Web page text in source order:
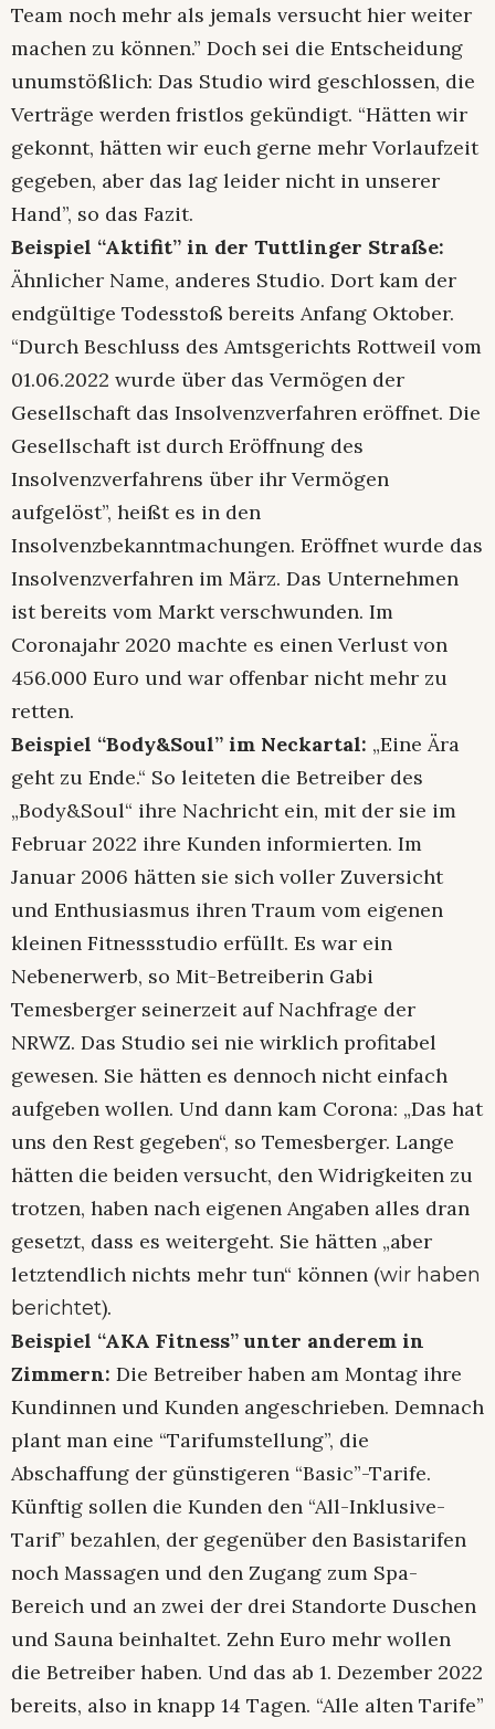
Team noch mehr als jemals versucht hier weiter
machen zu können.” Doch sei die Entscheidung
unumstößlich: Das Studio wird geschlossen, die
Verträge werden fristlos gekündigt. “Hätten wir
gekonnt, hätten wir euch gerne mehr Vorlaufzeit
gegeben, aber das lag leider nicht in unserer
Hand”, so das Fazit.
Beispiel “Aktifit” in der Tuttlinger Straße:
Ähnlicher Name, anderes Studio. Dort kam der
endgültige Todesstoß bereits Anfang Oktober.
“Durch Beschluss des Amtsgerichts Rottweil vom
01.06.2022 wurde über das Vermögen der
Gesellschaft das Insolvenzverfahren eröffnet. Die
Gesellschaft ist durch Eröffnung des
Insolvenzverfahrens über ihr Vermögen
aufgelöst”, heißt es in den
Insolvenzbekanntmachungen. Eröffnet wurde das
Insolvenzverfahren im März. Das Unternehmen
ist bereits vom Markt verschwunden. Im
Coronajahr 2020 machte es einen Verlust von
456.000 Euro und war offenbar nicht mehr zu
retten.
Beispiel “Body&Soul” im Neckartal: „Eine Ära
geht zu Ende.“ So leiteten die Betreiber des
„Body&Soul“ ihre Nachricht ein, mit der sie im
Februar 2022 ihre Kunden informierten. Im
Januar 2006 hätten sie sich voller Zuversicht
und Enthusiasmus ihren Traum vom eigenen
kleinen Fitnessstudio erfüllt. Es war ein
Nebenerwerb, so Mit-Betreiberin Gabi
Temesberger seinerzeit auf Nachfrage der
NRWZ. Das Studio sei nie wirklich profitabel
gewesen. Sie hätten es dennoch nicht einfach
aufgeben wollen. Und dann kam Corona: „Das hat
uns den Rest gegeben“, so Temesberger. Lange
hätten die beiden versucht, den Widrigkeiten zu
trotzen, haben nach eigenen Angaben alles dran
gesetzt, dass es weitergeht. Sie hätten „aber
letztendlich nichts mehr tun“ können (wir haben
berichtet).
Beispiel “AKA Fitness” unter anderem in
Zimmern: Die Betreiber haben am Montag ihre
Kundinnen und Kunden angeschrieben. Demnach
plant man eine “Tarifumstellung”, die
Abschaffung der günstigeren “Basic”-Tarife.
Künftig sollen die Kunden den “All-Inklusive-
Tarif” bezahlen, der gegenüber den Basistarifen
noch Massagen und den Zugang zum Spa-
Bereich und an zwei der drei Standorte Duschen
und Sauna beinhaltet. Zehn Euro mehr wollen
die Betreiber haben. Und das ab 1. Dezember 2022
bereits, also in knapp 14 Tagen. “Alle alten Tarife”